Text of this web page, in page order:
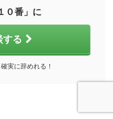
０番」に
する
実に辞めれる！